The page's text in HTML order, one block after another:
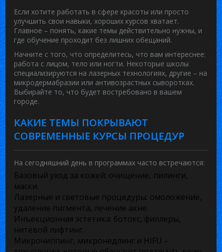
Если хотите работать в сфере красоты или просто
улучшить свои навыки, хороших курсов хватает.
Главное – понять, какие темы действительно нужны, и
где обучение проходит без лишних обещаний.
Начните с того, что определитесь, что вам интереснее:
работа с лицом, тело или ногти. Некоторые школы
специализируются на лазерных технологиях, другие – на
микродермабразии или антивозрастных сыворотках.
Выбирайте то, что будет востребовано в вашем
городе.
КАКИЕ ТЕМЫ ПОКРЫВАЮТ
СОВРЕМЕННЫЕ КУРСЫ ПРОЦЕДУР
На сегодняшний день в программах часто встречаются:
Базовый уход за кожей: очищение, пилинги,
маски.
Лазерные и световые процедуры: омоложение,
удаление пигмента, лечение акне.
Инъекционная эстетика: ботокс, филлеры,
нитевой лифтинг.
Микрочиппинг, микронедлинг и HIFU –